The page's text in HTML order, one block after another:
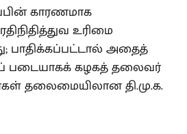
காரணமாக
உரிமை
பாதிக்கப்பட்டால் அதைத்
படையாகக் கழகத் தலைவர்
தலைமையிலான தி.மு.க.